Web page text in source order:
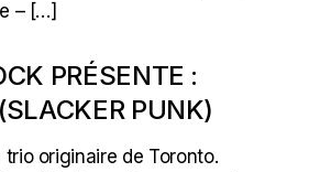
– […]
PRÉSENTE :
PUNK)
originaire de Toronto.